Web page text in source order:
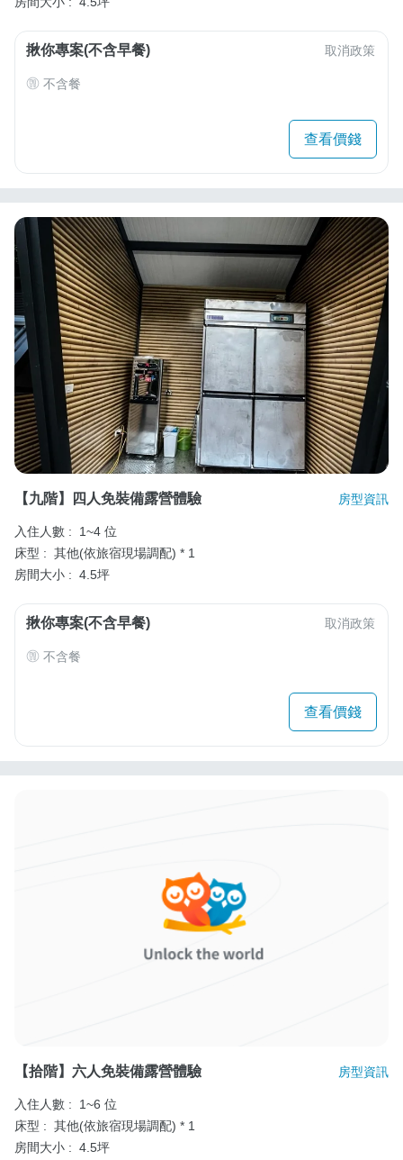
揪你專案(不含早餐) 取消政策
不含餐
查看價錢
【九階】四人免裝備露營體驗 房型資訊
入住人數 :
1~4 位
床型 : 其他(依旅宿現場調配) * 1
房間大小 : 4.5坪
揪你專案(不含早餐) 取消政策
不含餐
查看價錢
【拾階】六人免裝備露營體驗 房型資訊
入住人數 :
1~6 位
床型 : 其他(依旅宿現場調配) * 1
房間大小 : 4.5坪